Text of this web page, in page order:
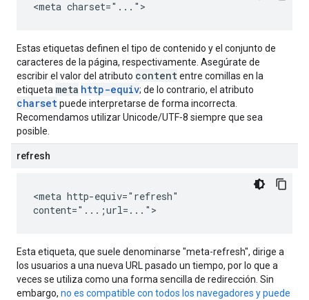
<meta charset="...">
Estas etiquetas definen el tipo de contenido y el conjunto de
caracteres de la página, respectivamente. Asegúrate de
escribir el valor del atributo contententre comillas en la
etiqueta meta http-equiv; de lo contrario, el atributo
charsetpuede interpretarse de forma incorrecta.
Recomendamos utilizar Unicode/UTF‑8 siempre que sea
posible.
refresh
<meta http-equiv="refresh"
content="...;url=...">
Esta etiqueta, que suele denominarse "meta-refresh", dirige a
los usuarios a una nueva URL pasado un tiempo, por lo que a
veces se utiliza como una forma sencilla de redirección. Sin
embargo, no es compatible con todos los navegadores y puede